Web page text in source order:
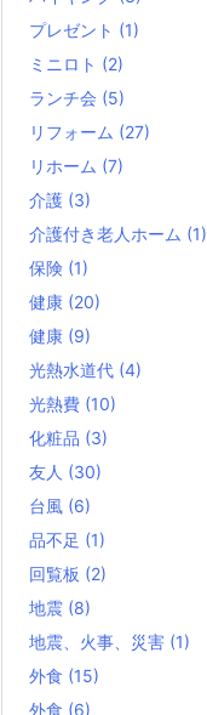
プレゼント (1)
ミニロト (2)
ランチ会 (5)
リフォーム (27)
リホーム (7)
介護 (3)
介護付き老人ホーム (1)
保険 (1)
健康 (20)
健康 (9)
光熱水道代 (4)
光熱費 (10)
化粧品 (3)
友人 (30)
台風 (6)
品不足 (1)
回覧板 (2)
地震 (8)
地震、火事、災害 (1)
外食 (15)
外食 (6)